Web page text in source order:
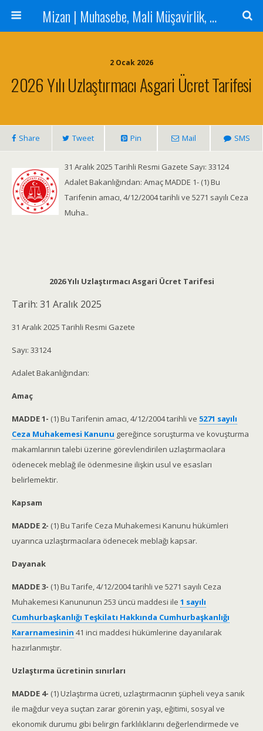
Mizan | Muhasebe, Mali Müşavirlik, Denetim Hizmetleri
2 Ocak 2026
2026 Yılı Uzlaştırmacı Asgari Ücret Tarifesi
Share Tweet Pin Mail SMS
31 Aralık 2025 Tarihli Resmi Gazete Sayı: 33124
Adalet Bakanlığından: Amaç MADDE 1- (1) Bu
Tarifenin amacı, 4/12/2004 tarihli ve 5271 sayılı Ceza
Muha..
2026 Yılı Uzlaştırmacı Asgari Ücret Tarifesi
Tarih: 31 Aralık 2025
31 Aralık 2025 Tarihli Resmi Gazete
Sayı: 33124
Adalet Bakanlığından:
Amaç
MADDE 1- (1) Bu Tarifenin amacı, 4/12/2004 tarihli ve 5271 sayılı
Ceza Muhakemesi Kanunu gereğince soruşturma ve kovuşturma
makamlarının talebi üzerine görevlendirilen uzlaştırmacılara
ödenecek meblağ ile ödenmesine ilişkin usul ve esasları
belirlemektir.
Kapsam
MADDE 2- (1) Bu Tarife Ceza Muhakemesi Kanunu hükümleri
uyarınca uzlaştırmacılara ödenecek meblağı kapsar.
Dayanak
MADDE 3- (1) Bu Tarife, 4/12/2004 tarihli ve 5271 sayılı Ceza
Muhakemesi Kanununun 253 üncü maddesi ile 1 sayılı
Cumhurbaşkanlığı Teşkilatı Hakkında Cumhurbaşkanlığı
Kararnamesinin 41 inci maddesi hükümlerine dayanılarak
hazırlanmıştır.
Uzlaştırma ücretinin sınırları
MADDE 4- (1) Uzlaştırma ücreti, uzlaştırmacının şüpheli veya sanık
ile mağdur veya suçtan zarar görenin yaşı, eğitimi, sosyal ve
ekonomik durumu gibi belirgin farklılıklarını değerlendirmede ve